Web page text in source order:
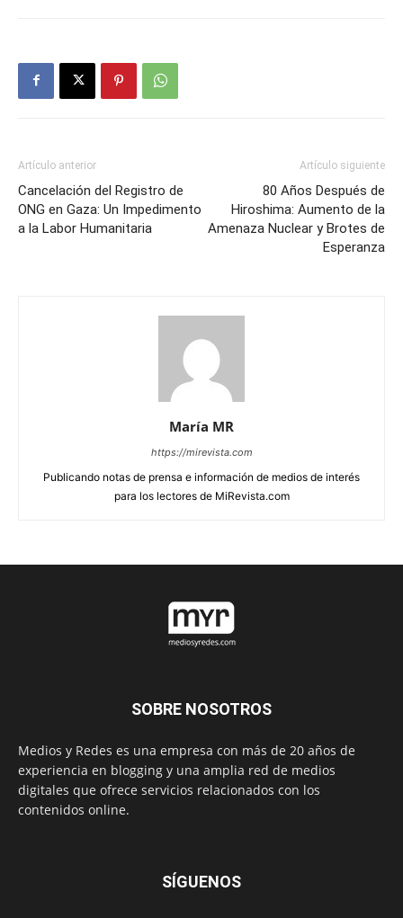
Artículo anterior
Cancelación del Registro de
ONG en Gaza: Un Impedimento
a la Labor Humanitaria
Artículo siguiente
80 Años Después de
Hiroshima: Aumento de la
Amenaza Nuclear y Brotes de
Esperanza
María MR
https://mirevista.com
Publicando notas de prensa e información de medios de interés
para los lectores de MiRevista.com
SOBRE NOSOTROS
Medios y Redes es una empresa con más de 20 años de
experiencia en blogging y una amplia red de medios
digitales que ofrece servicios relacionados con los
contenidos online.
SÍGUENOS